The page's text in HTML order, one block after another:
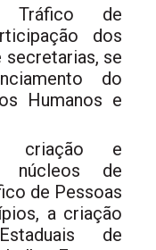
Tráfico de
dos
se
do
Humanos e
criação e
núcleos de
de Pessoas
a criação
de